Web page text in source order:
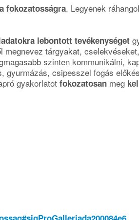
fokozatosságra. Legyenek
lebontott tevékenységet
tárgyakat,
szinten kommunikálni,
gyurmázás, csipesszel fogás
gyakorlatot fokozatosan meg